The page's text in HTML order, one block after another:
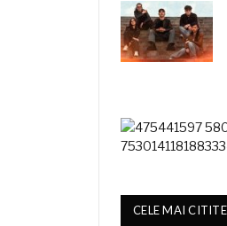
CELE MAI CITITE